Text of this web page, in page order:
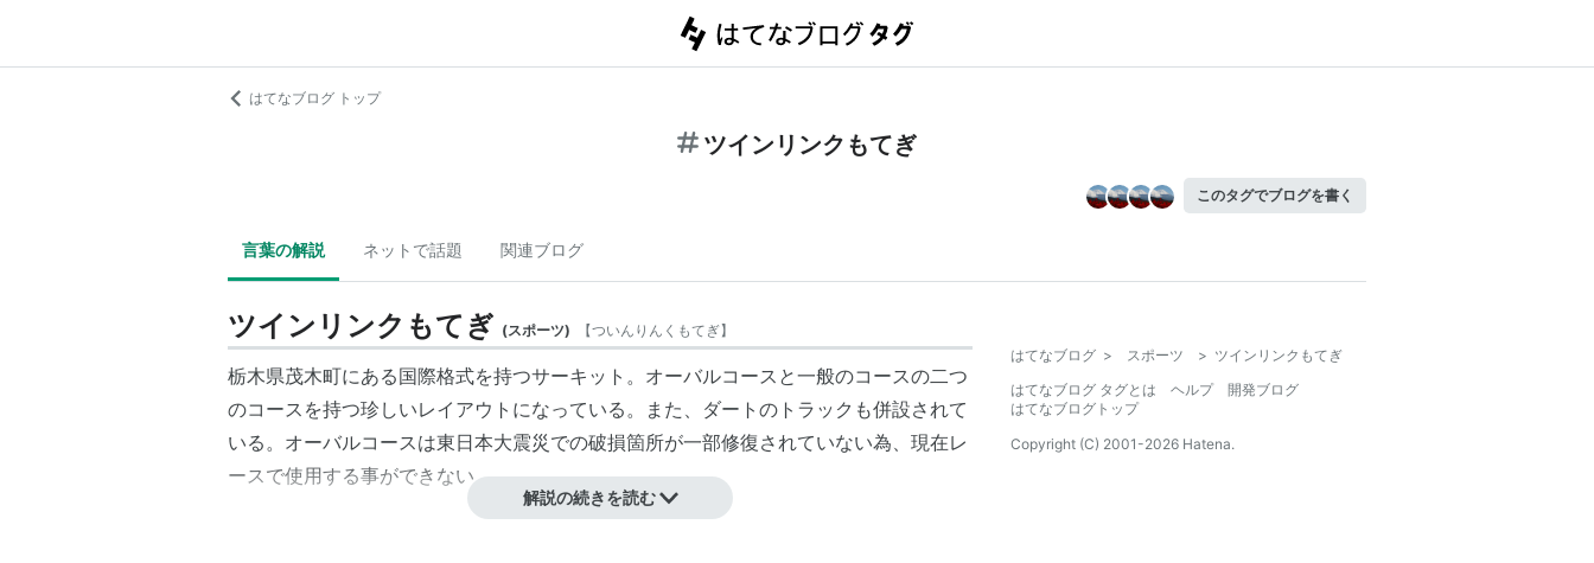
はてなブログ トップ
ツインリンクもてぎ
このタグでブログを書く
言葉の解説 ネットで話題 関連ブログ
ツインリンクもてぎ (スポーツ) 【ついんりんくもてぎ】
栃木県茂木町にある国際格式を持つサーキット。オーバルコースと一般のコースの二つ
のコースを持つ珍しいレイアウトになっている。また、ダートのトラックも併設されて
いる。オーバルコースは東日本大震災での破損箇所が一部修復されていない為、現在レ
ースで使用する事ができない。
解説の続きを読む
はてなブログ > スポーツ > ツインリンクもてぎ
はてなブログ タグとは
ヘルプ
開発ブログ
はてなブログトップ
Copyright (C) 2001-2026 Hatena.